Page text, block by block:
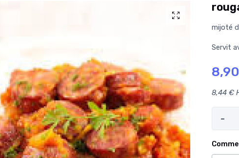
mijoté
Servit
8,44 €
-